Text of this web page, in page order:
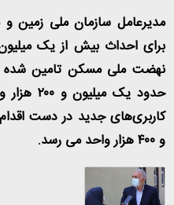
مدیرعامل سازمان ملی زمین و
نهضت ملی مسکن تامین شده
حدود یک
کاربری‌های جدید در دست
و ۴۰۰ هزار واحد می رسد
.